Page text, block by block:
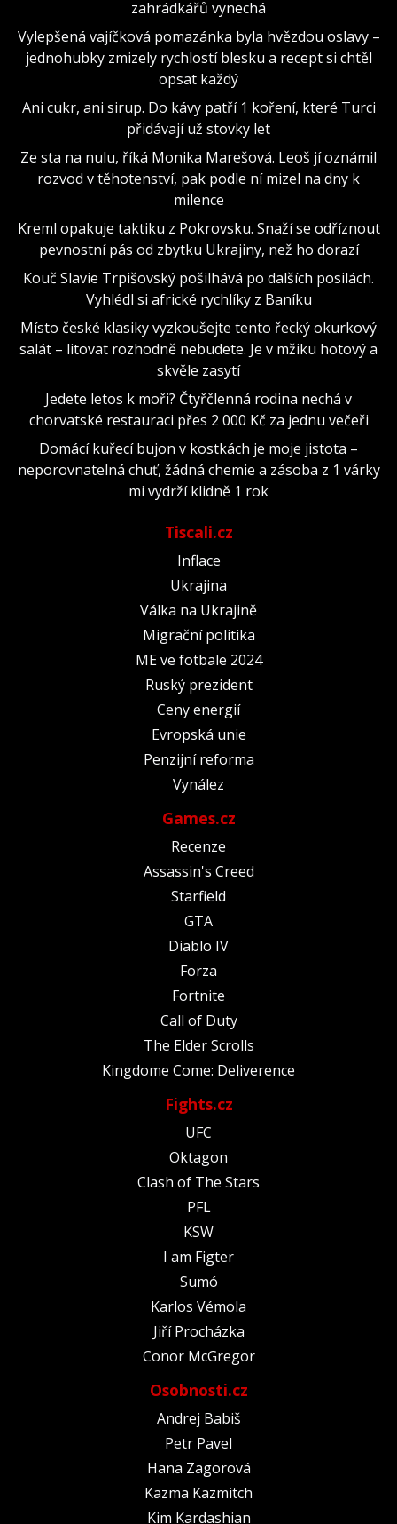
zahrádkářů vynechá
Vylepšená vajíčková pomazánka byla hvězdou oslavy –
jednohubky zmizely rychlostí blesku a recept si chtěl
opsat každý
Ani cukr, ani sirup. Do kávy patří 1 koření, které Turci
přidávají už stovky let
Ze sta na nulu, říká Monika Marešová. Leoš jí oznámil
rozvod v těhotenství, pak podle ní mizel na dny k
milence
Kreml opakuje taktiku z Pokrovsku. Snaží se odříznout
pevnostní pás od zbytku Ukrajiny, než ho dorazí
Kouč Slavie Trpišovský pošilhává po dalších posilách.
Vyhlédl si africké rychlíky z Baníku
Místo české klasiky vyzkoušejte tento řecký okurkový
salát – litovat rozhodně nebudete. Je v mžiku hotový a
skvěle zasytí
Jedete letos k moři? Čtyřčlenná rodina nechá v
chorvatské restauraci přes 2 000 Kč za jednu večeři
Domácí kuřecí bujon v kostkách je moje jistota –
neporovnatelná chuť, žádná chemie a zásoba z 1 várky
mi vydrží klidně 1 rok
Tiscali.cz
Inflace
Ukrajina
Válka na Ukrajině
Migrační politika
ME ve fotbale 2024
Ruský prezident
Ceny energií
Evropská unie
Penzijní reforma
Vynález
Games.cz
Recenze
Assassin's Creed
Starfield
GTA
Diablo IV
Forza
Fortnite
Call of Duty
The Elder Scrolls
Kingdome Come: Deliverence
Fights.cz
UFC
Oktagon
Clash of The Stars
PFL
KSW
I am Figter
Sumó
Karlos Vémola
Jiří Procházka
Conor McGregor
Osobnosti.cz
Andrej Babiš
Petr Pavel
Hana Zagorová
Kazma Kazmitch
Kim Kardashian